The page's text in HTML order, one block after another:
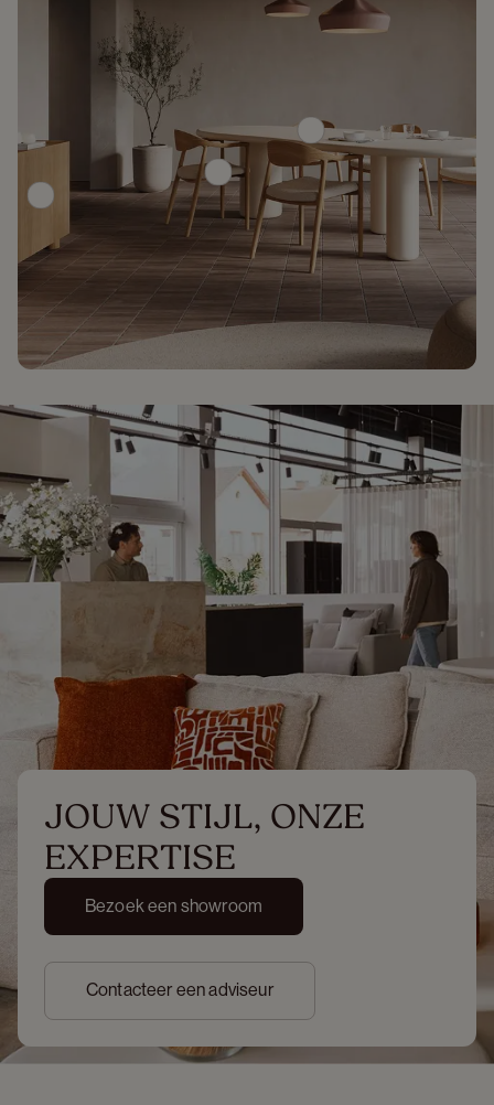
JOUW STIJL, ONZE
EXPERTISE
Bezoek een showroom
Contacteer een adviseur